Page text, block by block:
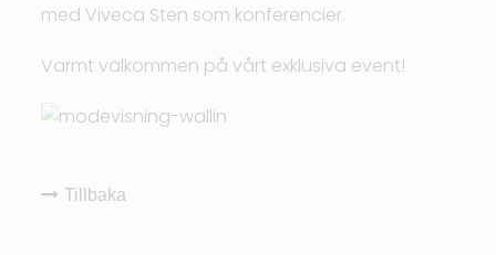
med Viveca Sten som konferencier.
Varmt välkommen på vårt exklusiva event!
Tillbaka